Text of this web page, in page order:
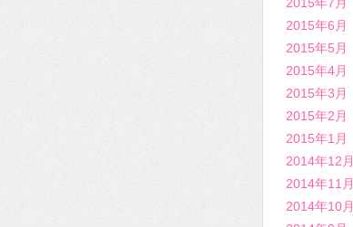
2015年6月
2015年5月
2015年4月
2015年3月
2015年2月
2015年1月
2014年12月
2014年11月
2014年10月